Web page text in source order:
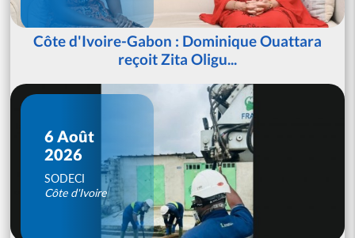
Côte d'Ivoire-Gabon : Dominique Ouattara
reçoit Zita Oligu...
6 Août
2026
SODECI
Côte d'Ivoire